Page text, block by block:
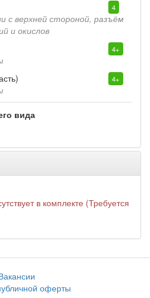
4
с верхней стороной, разъём
и окислов
4+
4+
вида
в комплекте (Требуется
оферты